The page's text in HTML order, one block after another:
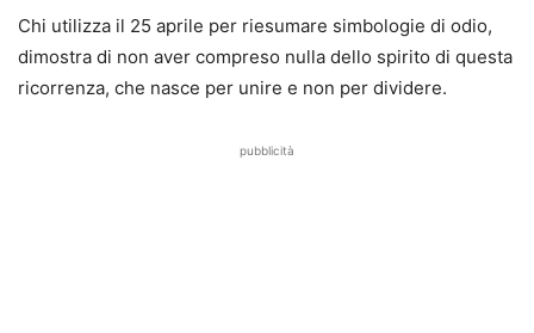
Chi utilizza il 25 aprile per riesumare simbologie di odio,
dimostra di non aver compreso nulla dello spirito di questa
ricorrenza, che nasce per unire e non per dividere.
pubblicità